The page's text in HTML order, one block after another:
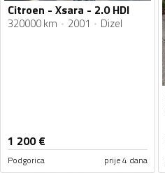
Citroen - Xsara - 2.0 HDI
320000 km 2001 Dizel
1 200€
Podgorica prije 4 dana